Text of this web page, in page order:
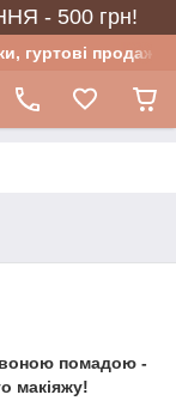
- 500 грн!
гуртові продажі
помадою -
макіяжу!